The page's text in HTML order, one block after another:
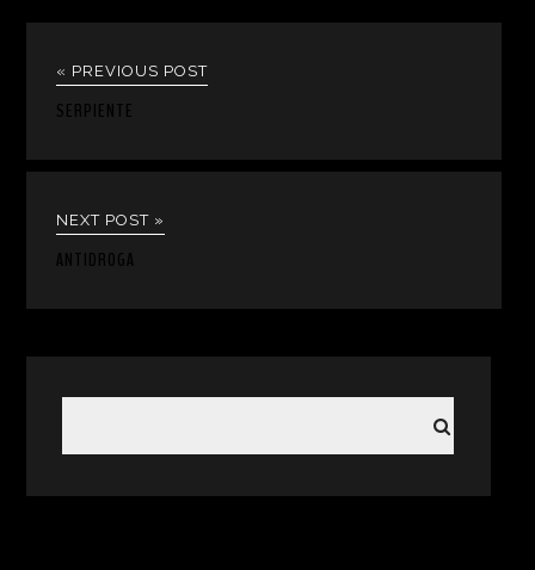
« PREVIOUS POST
SERPIENTE
NEXT POST »
ANTIDROGA